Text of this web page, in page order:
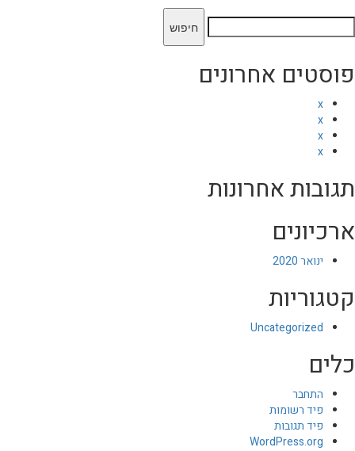
חיפוש:
פוסטים אחרונים
x
x
x
x
תגובות אחרונות
ארכיונים
ינואר 2020
קטגוריות
Uncategorized
כלים
התחבר
פיד רשומות
פיד תגובות
WordPress.org